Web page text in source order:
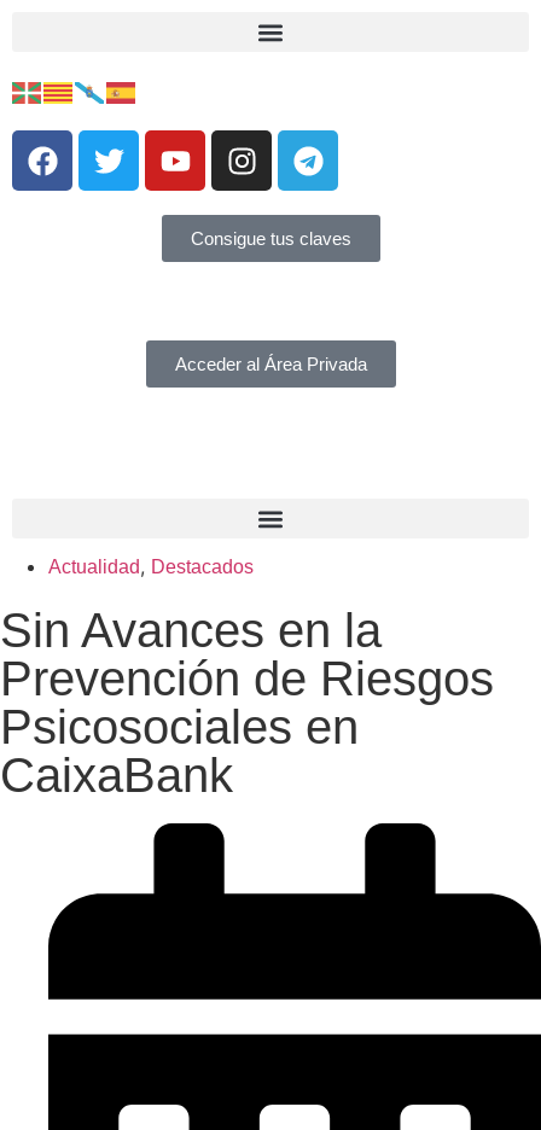
Consigue tus claves
Acceder al Área Privada
Actualidad, Destacados
Sin Avances en la
Prevención de Riesgos
Psicosociales en
CaixaBank